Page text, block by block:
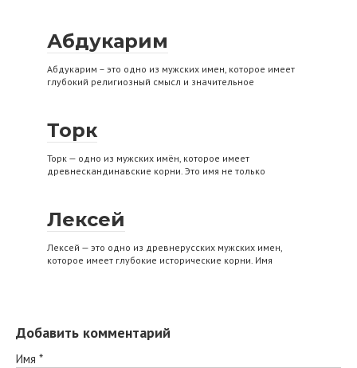
Абдукарим
Абдукарим – это одно из мужских имен, которое имеет
глубокий религиозный смысл и значительное
Торк
Торк — одно из мужских имён, которое имеет
древнескандинавские корни. Это имя не только
Лексей
Лексей — это одно из древнерусских мужских имен,
которое имеет глубокие исторические корни. Имя
Добавить комментарий
Имя *